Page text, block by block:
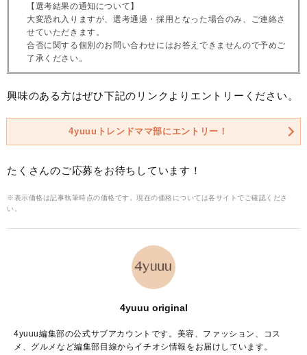
【選考結果の通知について】
大変恐れ入りますが、選考通過・採用となった場合のみ、ご連絡さ
せていただきます。
合否に関する個別のお問い合わせにはお答えできませんので予めご
了承ください。
興味のある方はぜひ下記のリンクよりエントリーください。
4yuuuトレンドママ部にエントリー！
たくさんのご応募をお待ちしています！
※表示価格は記事執筆時点の価格です。現在の価格については各サイトでご確認くださ
い。
4yuuu original
4yuuu編集部の公式サブアカウントです。美容、ファッション、コス
メ、グルメなど編集部目線からイチオシ情報をお届けしています。